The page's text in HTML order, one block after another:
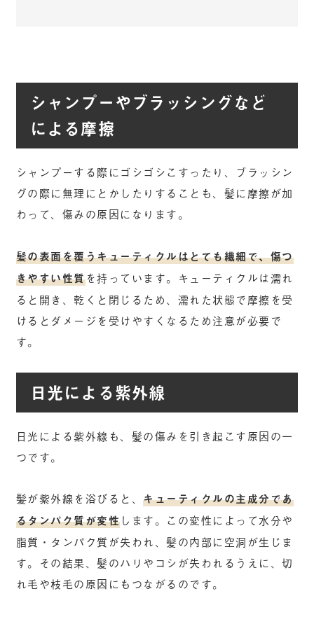
シャンプーやブラッシングなど
による摩擦
シャンプーする際にゴシゴシこすったり、ブラッシン
グの際に無理にとかしたりすることも、髪に摩擦が加
わって、傷みの原因になります。
髪の表面を覆うキューティクルはとても繊細で、傷つ
きやすい性質を持っています。キューティクルは濡れ
ると開き、乾くと閉じるため、濡れた状態で摩擦を受
けるとダメージを受けやすくなるため注意が必要で
す。
日光による紫外線
日光による紫外線も、髪の傷みを引き起こす原因の一
つです。
髪が紫外線を浴びると、キューティクルの主成分であ
るタンパク質が変性します。この変性によって水分や
脂質・タンパク質が失われ、髪の内部に空洞が生じま
す。その結果、髪のハリやコシが失われるうえに、切
れ毛や枝毛の原因にもつながるのです。